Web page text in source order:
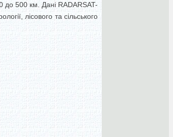
до 500 км. Дані RADARSAT-
лісового та сільського